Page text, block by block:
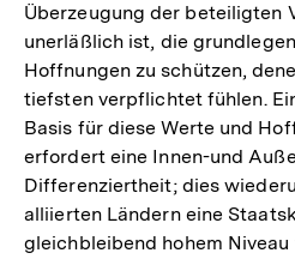
Überzeugung der beteiligten
unerläßlich ist, die
Hoffnungen zu schützen,
tiefsten verpflichtet fühlen.
Basis für diese Werte und
erfordert eine Innen-und
Differenziertheit; dies
alliierten Ländern eine
gleichbleibend hohem Niveau